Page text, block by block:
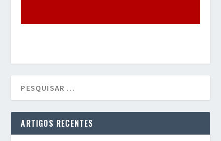
ARTIGOS RECENTES